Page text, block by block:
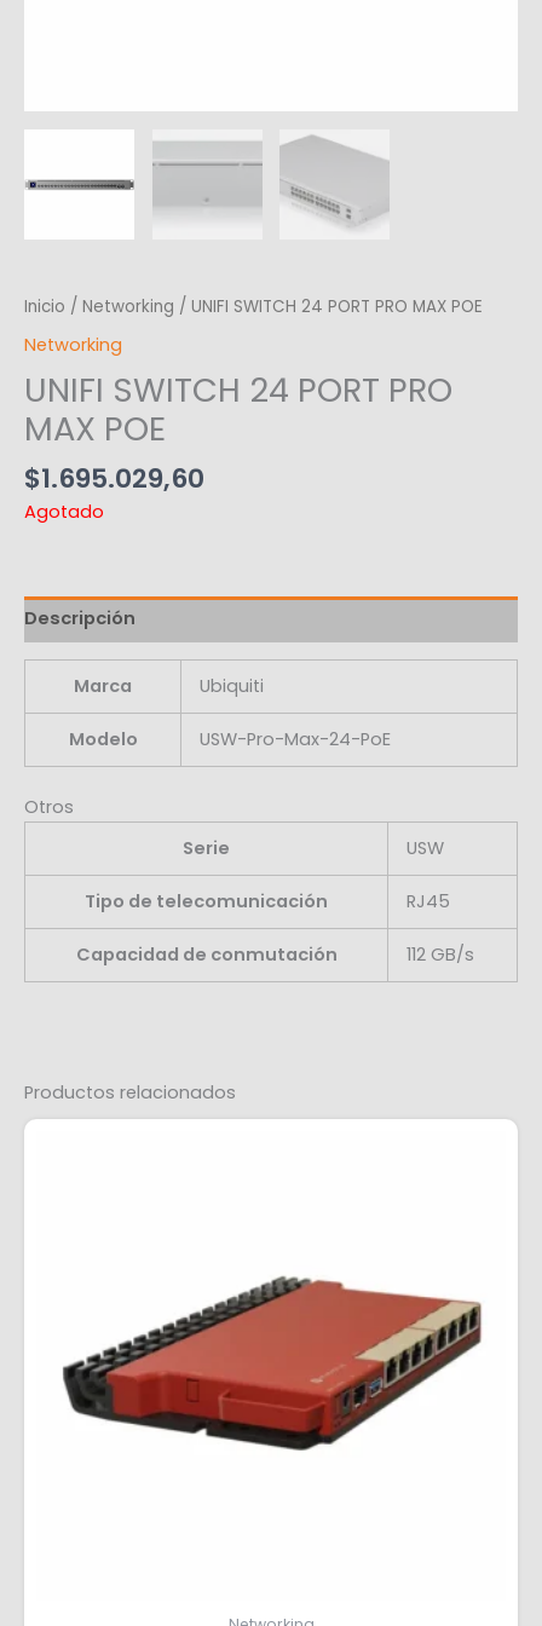
Inicio / Networking / UNIFI SWITCH 24 PORT PRO MAX POE
Networking
UNIFI SWITCH 24 PORT PRO
MAX POE
$1.695.029,60
Agotado
Descripción
Marca Ubiquiti
Modelo USW-Pro-Max-24-PoE
Otros
Serie
USW
Tipo de telecomunicación RJ45
Capacidad de conmutación 112 GB/s
Productos relacionados